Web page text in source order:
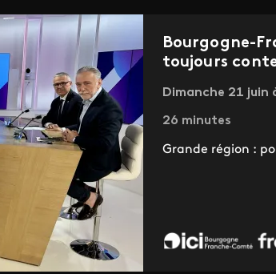
Bourgogne-
toujours
Dimanche 21
26 minutes
Grande région :